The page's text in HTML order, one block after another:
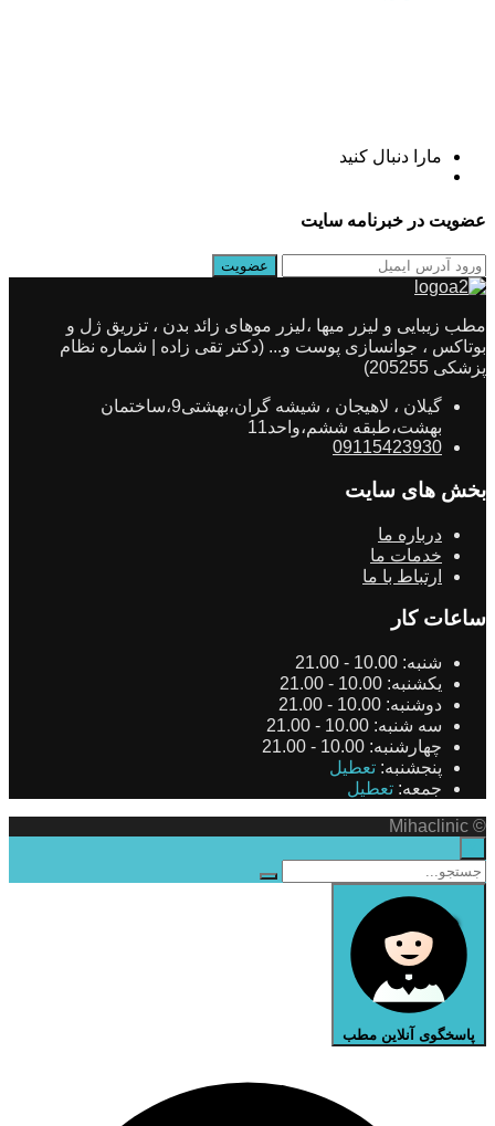
مارا دنبال کنید
عضویت در خبرنامه سایت
مطب زیبایی و لیزر میها ،لیزر موهای زائد بدن ، تزریق ژل و
بوتاکس ، جوانسازی پوست و... (دکتر تقی زاده | شماره نظام
پزشکی 205255)
گیلان ، لاهیجان ، شیشه گران،بهشتی9،ساختمان
بهشت،طبقه ششم،واحد11
09115423930
بخش های سایت
درباره ما
خدمات ما
ارتباط با ما
ساعات کار
شنبه: 10.00 - 21.00
یکشنبه: 10.00 - 21.00
دوشنبه: 10.00 - 21.00
سه شنبه: 10.00 - 21.00
چهارشنبه: 10.00 - 21.00
پنجشنبه: تعطیل
جمعه: تعطیل
© Mihaclinic
پاسخگوی آنلاین مطب